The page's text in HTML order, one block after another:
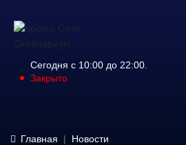
Сегодня с 10:00 до 22:00.
Закрыто
Главная
Новости